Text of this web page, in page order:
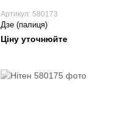
Артикул: 580173
Дзе (палиця)
Ціну уточнюйте